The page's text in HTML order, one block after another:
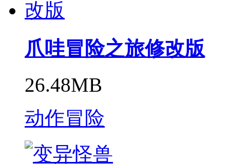
爪哇冒险之旅修改版
26.48MB
动作冒险